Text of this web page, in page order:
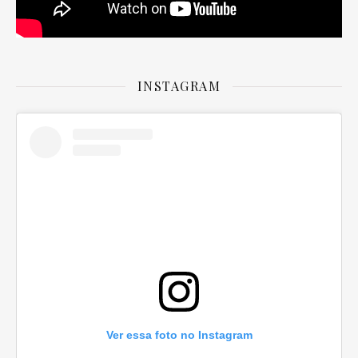
INSTAGRAM
Ver essa foto no Instagram